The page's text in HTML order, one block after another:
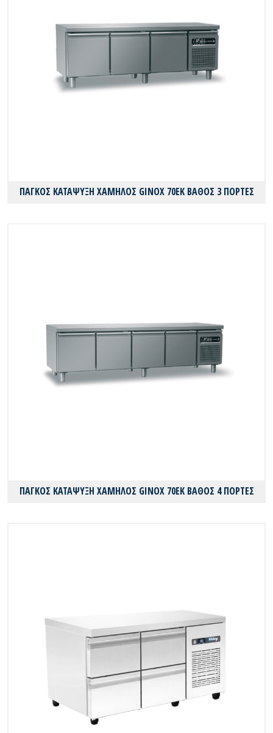
ΠΑΓΚΟΣ ΚΑΤΑΨΥΞΗ ΧΑΜΗΛΟΣ GINOX 70EK ΒΑΘΟΣ 3 ΠΟΡΤΕΣ
ΠΑΓΚΟΣ ΚΑΤΑΨΥΞΗ ΧΑΜΗΛΟΣ GINOX 70EK ΒΑΘΟΣ 4 ΠΟΡΤΕΣ